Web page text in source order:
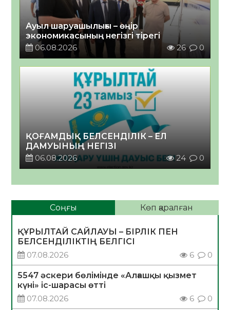
Ауыл шаруашылығы – өңір
экономикасының негізгі тірегі
06.08.2026
26 0
ҚОҒАМДЫҚ БЕЛСЕНДІЛІК – ЕЛ
ДАМУЫНЫҢ НЕГІЗІ
06.08.2026
24 0
Соңғы Көп қаралған
ҚҰРЫЛТАЙ САЙЛАУЫ – БІРЛІК ПЕН
БЕЛСЕНДІЛІКТІҢ БЕЛГІСІ
07.08.2026
6 0
5547 әскери бөлімінде «Алғашқы қызмет
күні» іс-шарасы өтті
07.08.2026
6 0